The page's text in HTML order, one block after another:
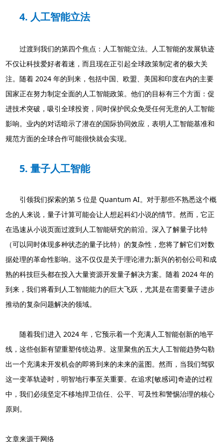
4. 人工智能立法
过渡到我们的第四个焦点：人工智能立法。人工智能的发展轨迹
不仅让科技爱好者着迷，而且现在正引起全球政策制定者的极大关
注。随着 2024 年的到来，包括中国、欧盟、美国和印度在内的主要
国家正在努力制定全面的人工智能政策。他们的目标有三个方面：促
进技术突破，吸引全球投资，同时保护民众免受任何无意的人工智能
影响。业内的对话暗示了潜在的国际协同效应，表明人工智能基准和
规范方面的全球合作可能很快就会实现。
5. 量子人工智能
引领我们探索的第 5 位是 Quantum AI。对于那些不熟悉这个概
念的人来说，量子计算可能会让人想起科幻小说的情节。然而，它正
在迅速从小说页面过渡到人工智能研究的前沿。深入了解量子比特
（可以同时体现多种状态的量子比特）的复杂性，您将了解它们对数
据处理的革命性影响。这不仅仅是关于理论潜力;新兴的初创公司和成
熟的科技巨头都在投入大量资源开发量子解决方案。随着 2024 年的
到来，我们将看到人工智能能力的巨大飞跃，尤其是在需要量子进步
推动的复杂问题解决的领域。
随着我们进入 2024 年，它预示着一个充满人工智能创新的地平
线，这些创新有望重塑传统边界。这里聚焦的五大人工智能趋势勾勒
出一个充满未开发机会的即将到来的未来的蓝图。然而，当我们驾驭
这一变革轨迹时，明智地行事至关重要。在追求[敏感词]奇迹的过程
中，我们必须坚定不移地捍卫信任、公平、可及性和警惕治理的核心
原则。
文章来源于网络